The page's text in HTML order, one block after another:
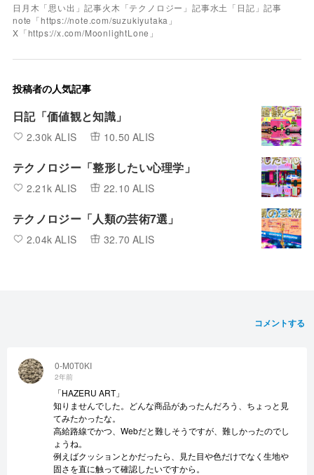
日月木「思い出」記事火木「テクノロジー」記事水土「日記」記事
note「https://note.com/suzukiyutaka」
X「https://x.com/MoonlightLone」
投稿者の人気記事
日記「価値観と知識」
2.30k ALIS 10.50 ALIS
テクノロジー「整形したい心理学」
2.21k ALIS 22.10 ALIS
テクノロジー「人類の芸術7選」
2.04k ALIS 32.70 ALIS
コメントする
0-M0T0KI
2年前
「HAZERU ART」
知りませんでした。どんな商品があったんだろう、ちょっと見
てみたかったな。
高給路線でかつ、Webだと難しそうですが、難しかったのでし
ょうね。
例えばクッションとかだったら、見た目や色だけでなく生地や
固さを直に触って確認したいですから。